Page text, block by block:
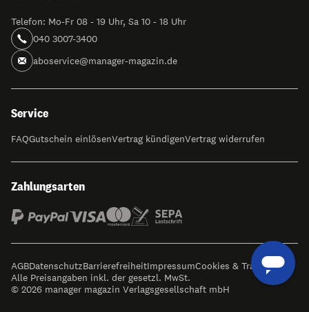
Telefon: Mo-Fr 08 - 19 Uhr, Sa 10 - 18 Uhr
040 3007-3400
aboservice@manager-magazin.de
Service
FAQGutschein einlösenVertrag kündigenVertrag widerrufen
Zahlungsarten
AGBDatenschutzBarrierefreiheitImpressumCookies & Tracking
Alle Preisangaben inkl. der gesetzl. MwSt.
© 2026 manager magazin Verlagsgesellschaft mbH